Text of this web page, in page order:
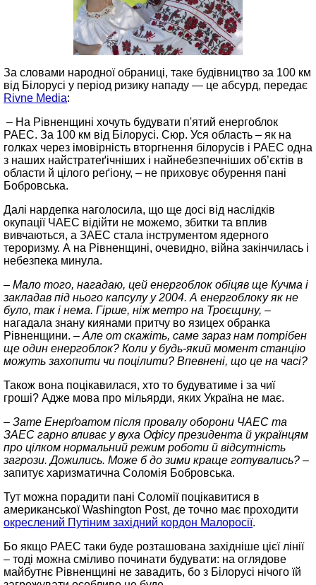
За словами народної обраниці, таке будівництво за 100 км
від Білорусі у період ризику нападу — це абсурд, передає
Rivne Media:
– На Рівненщині хочуть будувати п'ятий енергоблок
РАЕС. За 100 км від Білорусі. Сюр. Уся область – як на
голках через імовірність вторгнення білорусів і РАЕС одна
з наших найстратеґічніших і найнебезпечніших об’єктів в
области й цілого реґіону, – не приховує обурення пані
Бобровська.
Далі нардепка наголосила, що ще досі від наслідків
окупації ЧАЕС відійти не можемо, збитки та вплив
вивчаються, а ЗАЕС стала інструментом ядерного
тероризму. А на Рівненщині, очевидно, війна закінчилась і
небезпека минула.
– Мало того, нагадаю, цей енергоблок обіцяв ще Кучма і
закладав під нього капсулу у 2004. А енергоблоку як не
було, так і нема. Гірше, ніж метро на Троєщину, –
нагадала знану киянами притчу во язицех обранка
Рівненщини. – Але от скажіть, саме зараз нам потрібен
ще один енергоблок? Коли у будь-який момент станцію
можуть захопити чи поцілити? Впевнені, що це на часі?
Також вона поцікавилася, хто то будуватиме і за чиї
гроші? Адже мова про мільярди, яких Україна не має.
– Зате Енерґоатом після провалу оборони ЧАЕС та
ЗАЕС гарно вливає у вуха Офісу президента й українцям
про цілком нормальний режим роботи й відсутність
загрози. Дожились. Може б до зими краще готувались? –
запитує харизматична Соломія Бобровська.
Тут можна порадити пані Соломії поцікавитися в
американської Washington Post, де точно має проходити
окреслений Путіним західний кордон Малоросії.
Бо якщо РАЕС таки буде розташована західніше цієї лінії
– тоді можна сміливо починати будувати: на оглядове
майбутнє Рівненщині не завадить, бо з Білорусі нічого їй